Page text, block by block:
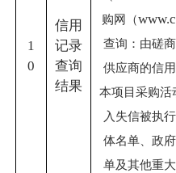
1
0
信用
记录
查询
结果
购网（
查询：由磋
供应商的信
本项目采购活
入失信被执
体名单、政
单及其他重